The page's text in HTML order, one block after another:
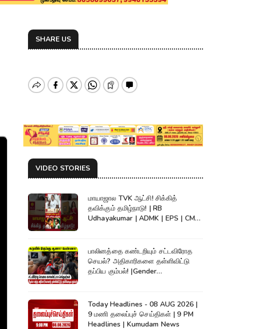
SHARE US
VIDEO STORIES
மாயாஜால TVK ஆட்சி! சிக்கித்
தவிக்கும் தமிழ்நாடு! | RB
Udhayakumar | ADMK | EPS | CM
பாலினத்தை கண்டறியும் சட்டவிரோத
செயல்? அதிகாரிகளை தள்ளிவிட்டு
தப்பிய கும்பல்! |Gender
Today Headlines - 08 AUG 2026 |
9 மணி தலைப்புச் செய்திகள் | 9 PM
Headlines | Kumudam News